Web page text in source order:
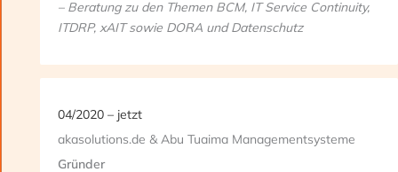
– Beratung zu den Themen BCM, IT Service Continuity,
ITDRP, xAIT sowie DORA und Datenschutz
04/2020 – jetzt
akasolutions.de & Abu Tuaima Managementsysteme
Gründer